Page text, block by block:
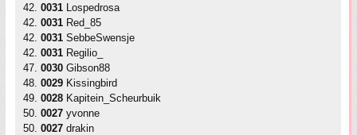
42. 0031 Lospedrosa
42. 0031 Red_85
42. 0031 SebbeSwensje
42. 0031 Regilio_
47. 0030 Gibson88
48. 0029 Kissingbird
49. 0028 Kapitein_Scheurbuik
50. 0027 yvonne
50. 0027 drakin